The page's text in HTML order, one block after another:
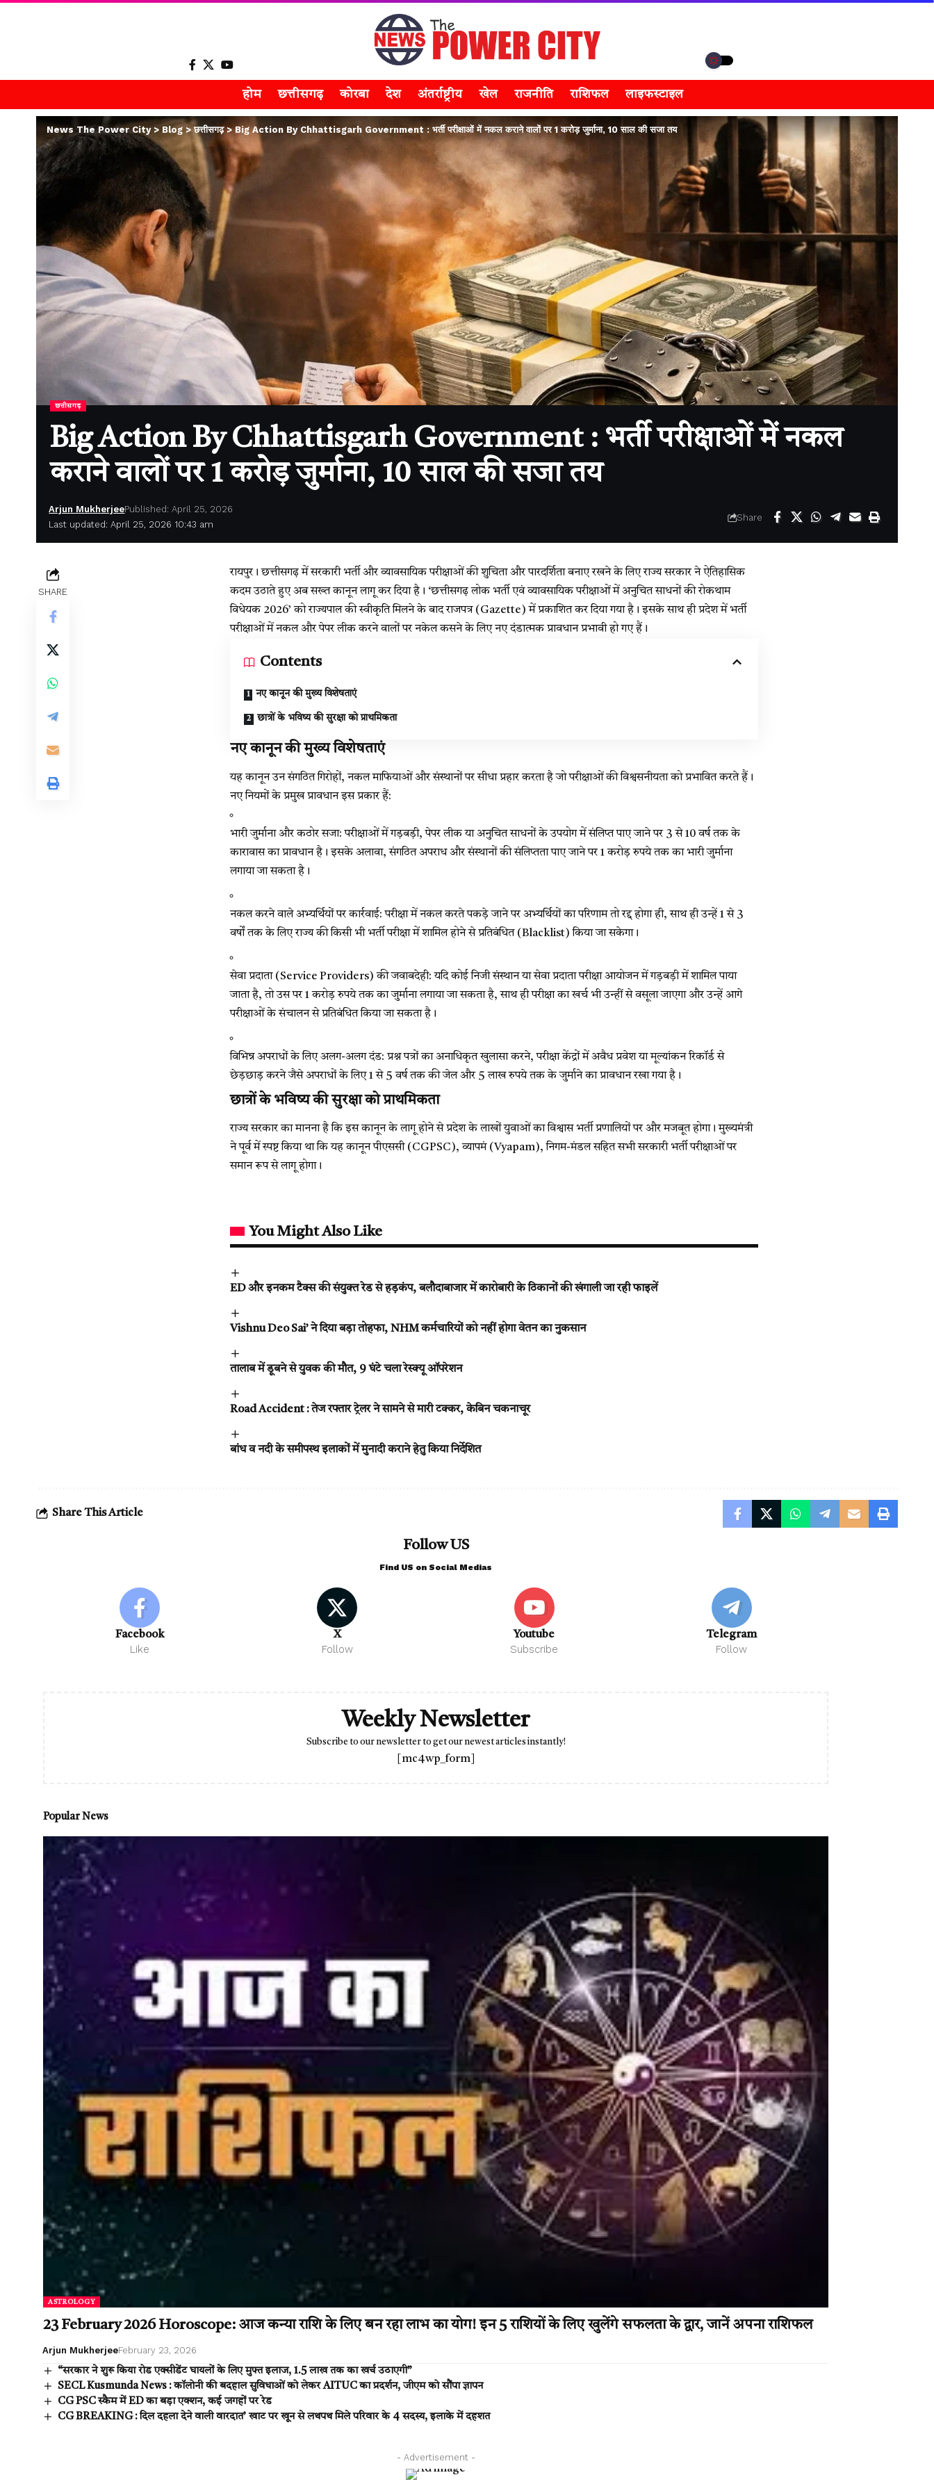
होम छत्तीसगढ़ कोरबा देश अंतर्राष्ट्रीय खेल राजनीति राशिफल लाइफस्टाइल
News The Power City> Blog >छत्तीसगढ़>Big Action By Chhattisgarh Government : भर्ती परीक्षाओं में नकल कराने वालों पर 1 करोड़ जुर्माना, 10 साल की सजा तय
छत्तीसगढ़
Big Action By Chhattisgarh Government : भर्ती परीक्षाओं में नकल
कराने वालों पर 1 करोड़ जुर्माना, 10 साल की सजा तय
Last updated: April 25, 2026 10:43 am
Arjun MukherjeePublished: April 25, 2026
Share
SHARE
रायपुर। छत्तीसगढ़ में सरकारी भर्ती और व्यावसायिक परीक्षाओं की शुचिता और पारदर्शिता बनाए रखने के लिए राज्य सरकार ने ऐतिहासिक
कदम उठाते हुए अब सख्त कानून लागू कर दिया है। ‘छत्तीसगढ़ लोक भर्ती एवं व्यावसायिक परीक्षाओं में अनुचित साधनों की रोकथाम
विधेयक 2026’ को राज्यपाल की स्वीकृति मिलने के बाद राजपत्र (Gazette) में प्रकाशित कर दिया गया है। इसके साथ ही प्रदेश में भर्ती
परीक्षाओं में नकल और पेपर लीक करने वालों पर नकेल कसने के लिए नए दंडात्मक प्रावधान प्रभावी हो गए हैं।
Contents
नए कानून की मुख्य विशेषताएं
छात्रों के भविष्य की सुरक्षा को प्राथमिकता
नए कानून की मुख्य विशेषताएं
यह कानून उन संगठित गिरोहों, नकल माफियाओं और संस्थानों पर सीधा प्रहार करता है जो परीक्षाओं की विश्वसनीयता को प्रभावित करते हैं।
नए नियमों के प्रमुख प्रावधान इस प्रकार हैं:
भारी जुर्माना और कठोर सजा: परीक्षाओं में गड़बड़ी, पेपर लीक या अनुचित साधनों के उपयोग में संलिप्त पाए जाने पर 3 से 10 वर्ष तक के
कारावास का प्रावधान है। इसके अलावा, संगठित अपराध और संस्थानों की संलिप्तता पाए जाने पर 1 करोड़ रुपये तक का भारी जुर्माना
लगाया जा सकता है।
नकल करने वाले अभ्यर्थियों पर कार्रवाई: परीक्षा में नकल करते पकड़े जाने पर अभ्यर्थियों का परिणाम तो रद्द होगा ही, साथ ही उन्हें 1 से 3
वर्षों तक के लिए राज्य की किसी भी भर्ती परीक्षा में शामिल होने से प्रतिबंधित (Blacklist) किया जा सकेगा।
सेवा प्रदाता (Service Providers) की जवाबदेही: यदि कोई निजी संस्थान या सेवा प्रदाता परीक्षा आयोजन में गड़बड़ी में शामिल पाया
जाता है, तो उस पर 1 करोड़ रुपये तक का जुर्माना लगाया जा सकता है, साथ ही परीक्षा का खर्च भी उन्हीं से वसूला जाएगा और उन्हें आगे
परीक्षाओं के संचालन से प्रतिबंधित किया जा सकता है।
विभिन्न अपराधों के लिए अलग-अलग दंड: प्रश्न पत्रों का अनाधिकृत खुलासा करने, परीक्षा केंद्रों में अवैध प्रवेश या मूल्यांकन रिकॉर्ड से
छेड़छाड़ करने जैसे अपराधों के लिए 1 से 5 वर्ष तक की जेल और 5 लाख रुपये तक के जुर्माने का प्रावधान रखा गया है।
छात्रों के भविष्य की सुरक्षा को प्राथमिकता
राज्य सरकार का मानना है कि इस कानून के लागू होने से प्रदेश के लाखों युवाओं का विश्वास भर्ती प्रणालियों पर और मजबूत होगा। मुख्यमंत्री
ने पूर्व में स्पष्ट किया था कि यह कानून पीएससी (CGPSC), व्यापमं (Vyapam), निगम-मंडल सहित सभी सरकारी भर्ती परीक्षाओं पर
समान रूप से लागू होगा।
You Might Also Like
ED और इनकम टैक्स की संयुक्त रेड से हड़कंप, बलौदाबाजार में कारोबारी के ठिकानों की खंगाली जा रही फाइलें
Vishnu Deo Sai’ ने दिया बड़ा तोहफा, NHM कर्मचारियों को नहीं होगा वेतन का नुकसान
तालाब में डूबने से युवक की मौत, 9 घंटे चला रेस्क्यू ऑपरेशन
Road Accident : तेज रफ्तार ट्रेलर ने सामने से मारी टक्कर, केबिन चकनाचूर
बांध व नदी के समीपस्थ इलाकों में मुनादी कराने हेतु किया निर्देशित
Share This Article
Follow US
Find US on Social Medias
Facebook
Like
X
Follow
Youtube
Subscribe
Telegram
Follow
Weekly Newsletter
Subscribe to our newsletter to get our newest articles instantly!
[mc4wp_form]
Popular News
ASTROLOGY
23 February 2026 Horoscope: आज कन्या राशि के लिए बन रहा लाभ का योग! इन 5 राशियों के लिए खुलेंगे सफलता के द्वार, जानें अपना राशिफल
Arjun MukherjeeFebruary 23, 2026
“सरकार ने शुरू किया रोड एक्सीडेंट घायलों के लिए मुफ्त इलाज, ₹1.5 लाख तक का खर्च उठाएगी”
SECL Kusmunda News : कॉलोनी की बदहाल सुविधाओं को लेकर AITUC का प्रदर्शन, जीएम को सौंपा ज्ञापन
CG PSC स्कैम में ED का बड़ा एक्शन, कई जगहों पर रेड
CG BREAKING : दिल दहला देने वाली वारदात’ खाट पर खून से लथपथ मिले परिवार के 4 सदस्य, इलाके में दहशत
- Advertisement -